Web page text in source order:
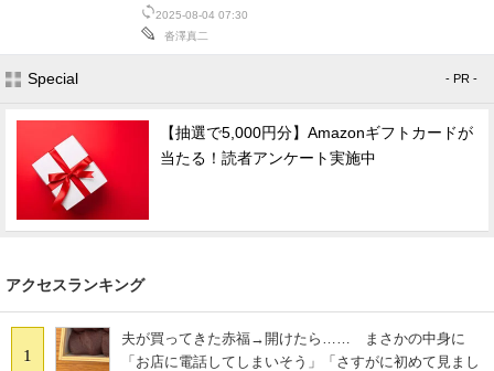
2025-08-04 07:30
沓澤真二
Special - PR -
【抽選で5,000円分】Amazonギフトカードが
当たる！読者アンケート実施中
アクセスランキング
1
夫が買ってきた赤福→開けたら…… まさかの中身に
「お店に電話してしまいそう」「さすがに初めて見まし